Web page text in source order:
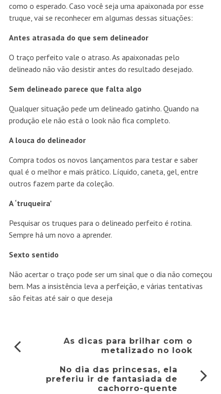
como o esperado. Caso você seja uma apaixonada por esse
truque, vai se reconhecer em algumas dessas situações:
Antes atrasada do que sem delineador
O traço perfeito vale o atraso. As apaixonadas pelo
delineado não vão desistir antes do resultado desejado.
Sem delineado parece que falta algo
Qualquer situação pede um delineado gatinho. Quando na
produção ele não está o look não fica completo.
A louca do delineador
Compra todos os novos lançamentos para testar e saber
qual é o melhor e mais prático. Líquido, caneta, gel, entre
outros fazem parte da coleção.
A ‘truqueira’
Pesquisar os truques para o delineado perfeito é rotina.
Sempre há um novo a aprender.
Sexto sentido
Não acertar o traço pode ser um sinal que o dia não começou
bem. Mas a insistência leva a perfeição, e várias tentativas
são feitas até sair o que deseja
As dicas para brilhar com o
metalizado no look
No dia das princesas, ela
preferiu ir de fantasiada de
cachorro-quente